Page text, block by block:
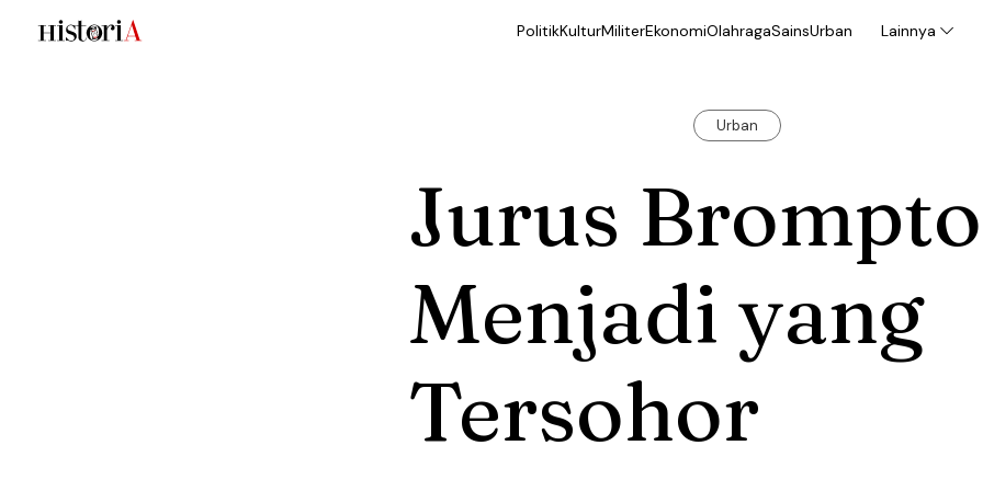
PolitikKulturMiliterEkonomiOlahragaSainsUrban Lainnya
Urban
Jurus
Menjadi yang
Tersohor